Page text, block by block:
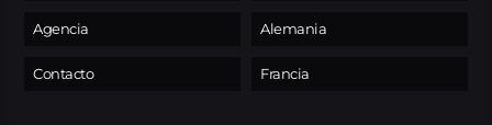
Agencia
Contacto
Alemania
Francia